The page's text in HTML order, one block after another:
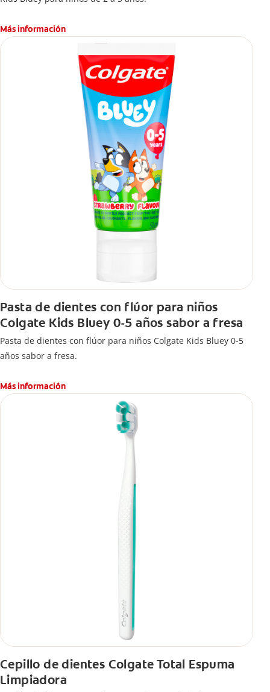
Más información
Pasta de dientes con flúor para niños
Colgate Kids Bluey 0-5 años sabor a fresa
Pasta de dientes con flúor para niños Colgate Kids Bluey 0-5
años sabor a fresa.
Más información
Cepillo de dientes Colgate Total Espuma
Limpiadora